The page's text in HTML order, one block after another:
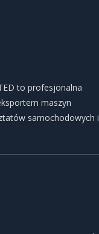
to profesjonalna
maszyn
samochodowych i